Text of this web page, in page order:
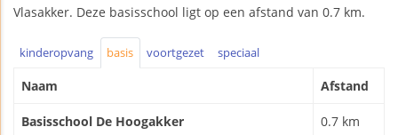
Vlasakker. Deze basisschool ligt op een afstand van 0.7 km.
kinderopvang basis voortgezet speciaal
Naam Afstand
Basisschool De Hoogakker 0.7 km